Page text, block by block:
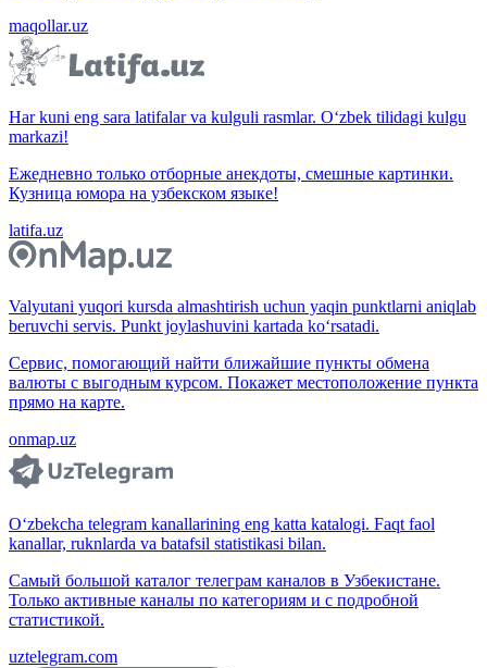
maqollar.uz
Har kuni eng sara latifalar va kulguli rasmlar. O‘zbek tilidagi kulgu
markazi!
Ежедневно только отборные анекдоты, смешные картинки.
Кузница юмора на узбекском языке!
latifa.uz
Valyutani yuqori kursda almashtirish uchun yaqin punktlarni aniqlab
beruvchi servis. Punkt joylashuvini kartada ko‘rsatadi.
Сервис, помогающий найти ближайшие пункты обмена
валюты с выгодным курсом. Покажет местоположение пункта
прямо на карте.
onmap.uz
O‘zbekcha telegram kanallarining eng katta katalogi. Faqt faol
kanallar, ruknlarda va batafsil statistikasi bilan.
Самый большой каталог телеграм каналов в Узбекистане.
Только активные каналы по категориям и с подробной
статистикой.
uztelegram.com